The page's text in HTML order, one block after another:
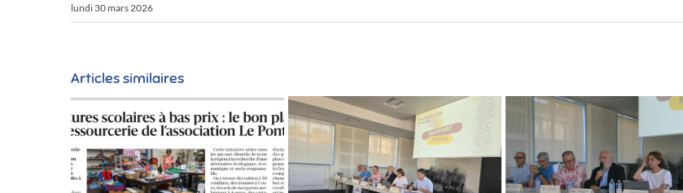
lundi 30 mars 2026
Articles similaires